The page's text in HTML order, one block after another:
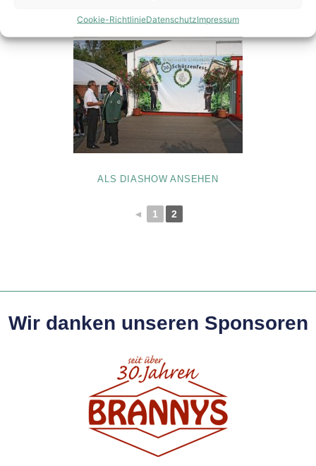
Cookie-RichtlinieDatenschutzImpressum
ALS DIASHOW ANSEHEN
◄ 1 2
Wir danken unseren Sponsoren